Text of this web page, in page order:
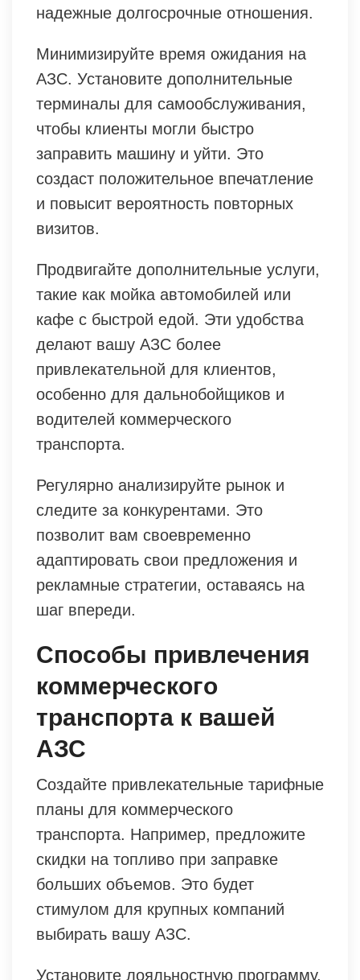
надежные долгосрочные отношения.
Минимизируйте время ожидания на
АЗС. Установите дополнительные
терминалы для самообслуживания,
чтобы клиенты могли быстро
заправить машину и уйти. Это
создаст положительное впечатление
и повысит вероятность повторных
визитов.
Продвигайте дополнительные услуги,
такие как мойка автомобилей или
кафе с быстрой едой. Эти удобства
делают вашу АЗС более
привлекательной для клиентов,
особенно для дальнобойщиков и
водителей коммерческого
транспорта.
Регулярно анализируйте рынок и
следите за конкурентами. Это
позволит вам своевременно
адаптировать свои предложения и
рекламные стратегии, оставаясь на
шаг впереди.
Способы привлечения
коммерческого
транспорта к вашей
АЗС
Создайте привлекательные тарифные
планы для коммерческого
транспорта. Например, предложите
скидки на топливо при заправке
больших объемов. Это будет
стимулом для крупных компаний
выбирать вашу АЗС.
Установите лояльностную программу.